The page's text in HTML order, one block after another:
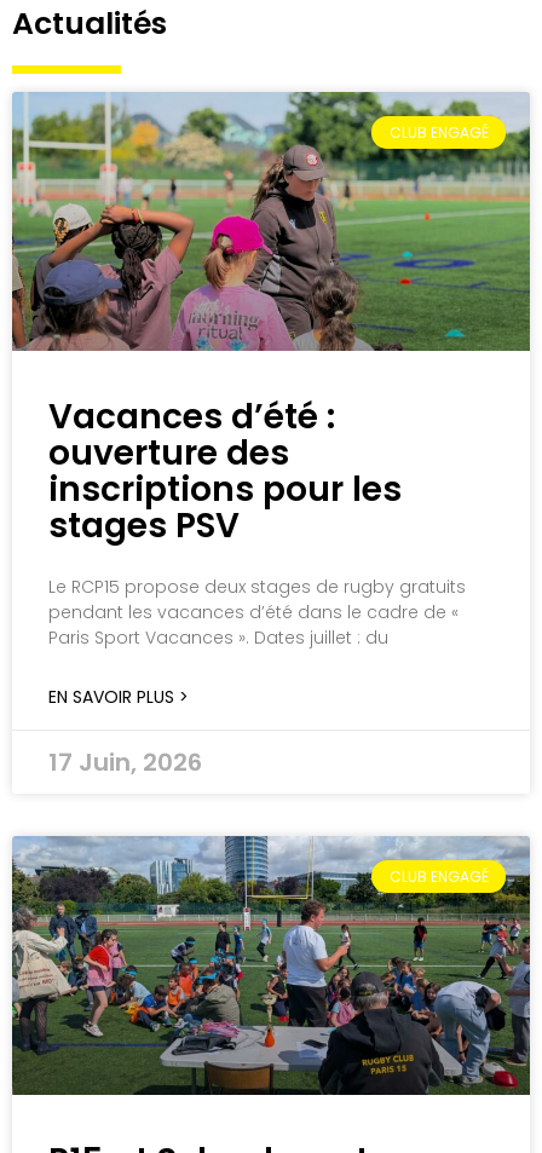
Actualités
CLUB ENGAGÉ
Vacances d’été :
ouverture des
inscriptions pour les
stages PSV
Le RCP15 propose deux stages de rugby gratuits
pendant les vacances d’été dans le cadre de «
Paris Sport Vacances ». Dates juillet : du
EN SAVOIR PLUS >
17 Juin, 2026
CLUB ENGAGÉ